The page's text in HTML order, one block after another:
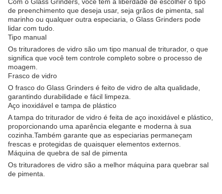
de preenchimento que deseja usar, seja grãos de pimenta, sal
marinho ou qualquer outra especiaria, o Glass Grinders pode
lidar com tudo.
Tipo manual
Os trituradores de vidro são um tipo manual de triturador, o que
significa que você tem controle completo sobre o processo de
moagem.
Frasco de vidro
O frasco do Glass Grinders é feito de vidro de alta qualidade,
garantindo durabilidade e fácil limpeza.
Aço inoxidável e tampa de plástico
A tampa do triturador de vidro é feita de aço inoxidável e plástico,
proporcionando uma aparência elegante e moderna à sua
cozinha.Também garante que as especiarias permaneçam
frescas e protegidas de quaisquer elementos externos.
Máquina de quebra de sal de pimenta
Os trituradores de vidro são a melhor máquina para quebrar sal
de pimenta.